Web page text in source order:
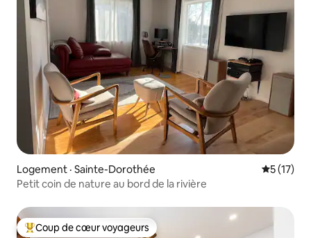
Logement · Sainte-Dorothée Note
5 (17)
Petit coin de nature au bord de la rivière
Coup de cœur voyageurs parmi les plus aimés
Coup de cœur voyageurs